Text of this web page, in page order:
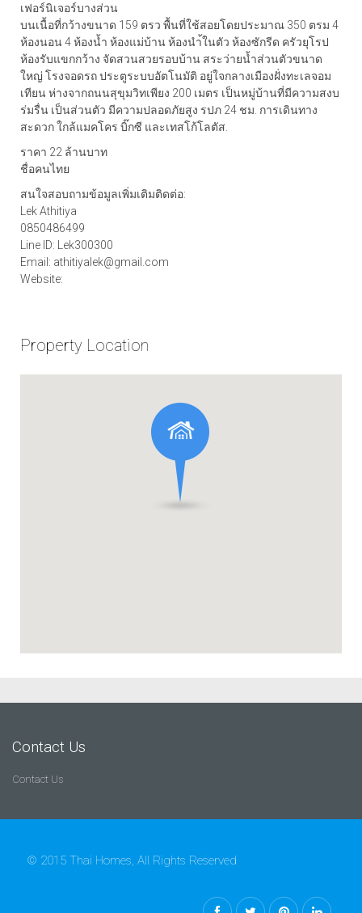
เฟอร์นิเจอร์บางส่วน
บนเนื้อที่กว้างขนาด 159 ตรว พื้นที่ใช้สอยโดยประมาณ 350 ตรม 4
ห้องนอน 4 ห้องน้ำ ห้องแม่บ้าน ห้องนำ้ในตัว ห้องซักรีด ครัวยุโรป
ห้องรับแขกกว้าง จัดสวนสวยรอบบ้าน สระว่ายน้ำส่วนตัวขนาด
ใหญ่ โรงจอดรถ ประตูระบบอัตโนมัติ อยู่ใจกลางเมืองฝั่งทะเลจอม
เทียน ห่างจากถนนสุขุมวิทเพียง 200 เมตร เป็นหมู่บ้านที่มีความสงบ
ร่มรื่น เป็นส่วนตัว มีความปลอดภัยสูง รปภ 24 ชม. การเดินทาง
สะดวก ใกล้แมคโคร บิ๊กซี และเทสโก้โลตัส.
ราคา 22 ล้านบาท
ชื่อคนไทย
สนใจสอบถามข้อมูลเพิ่มเติมติดต่อ:
Lek Athitiya
0850486499
Line ID: Lek300300
Email: athitiyalek@gmail.com
Website:
Property Location
Contact Us
Contact Us
© 2015 Thai Homes, All Rights Reserved